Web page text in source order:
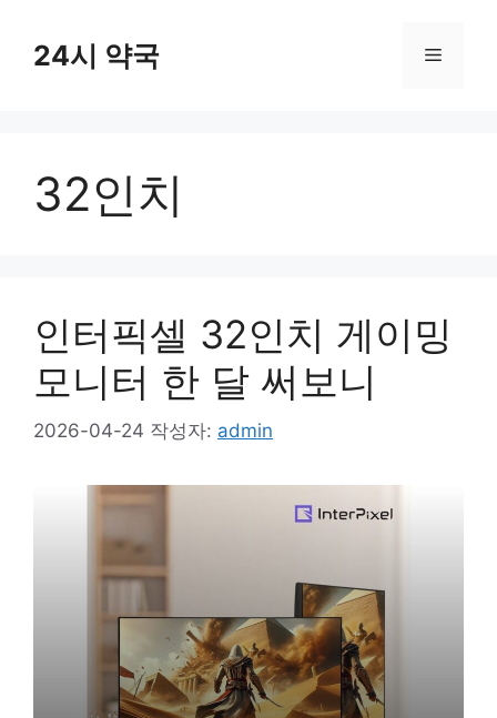
24시 약국 메
32인치
인터픽셀 32인치 게이밍
모니터 한 달 써보니
2026-04-24 작성자: admin